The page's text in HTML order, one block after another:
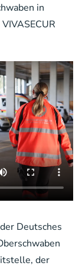
in
Deutsches
der